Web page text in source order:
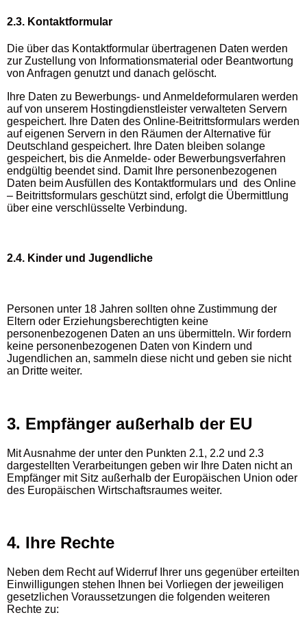
2.3. Kontaktformular
Die über das Kontaktformular übertragenen Daten werden
zur Zustellung von Informationsmaterial oder Beantwortung
von Anfragen genutzt und danach gelöscht.
Ihre Daten zu Bewerbungs- und Anmeldeformularen werden
auf von unserem Hostingdienstleister verwalteten Servern
gespeichert. Ihre Daten des Online-Beitrittsformulars werden
auf eigenen Servern in den Räumen der Alternative für
Deutschland gespeichert. Ihre Daten bleiben solange
gespeichert, bis die Anmelde- oder Bewerbungsverfahren
endgültig beendet sind. Damit Ihre personenbezogenen
Daten beim Ausfüllen des Kontaktformulars und des Online
– Beitrittsformulars geschützt sind, erfolgt die Übermittlung
über eine verschlüsselte Verbindung.
2.4. Kinder und Jugendliche
Personen unter 18 Jahren sollten ohne Zustimmung der
Eltern oder Erziehungsberechtigten keine
personenbezogenen Daten an uns übermitteln. Wir fordern
keine personenbezogenen Daten von Kindern und
Jugendlichen an, sammeln diese nicht und geben sie nicht
an Dritte weiter.
3. Empfänger außerhalb der EU
Mit Ausnahme der unter den Punkten 2.1, 2.2 und 2.3
dargestellten Verarbeitungen geben wir Ihre Daten nicht an
Empfänger mit Sitz außerhalb der Europäischen Union oder
des Europäischen Wirtschaftsraumes weiter.
4. Ihre Rechte
Neben dem Recht auf Widerruf Ihrer uns gegenüber erteilten
Einwilligungen stehen Ihnen bei Vorliegen der jeweiligen
gesetzlichen Voraussetzungen die folgenden weiteren
Rechte zu: